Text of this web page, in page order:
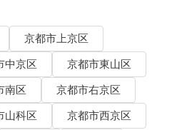
京都市上京区
中京区
京都市東山区
南区
京都市右京区
山科区
京都市西京区